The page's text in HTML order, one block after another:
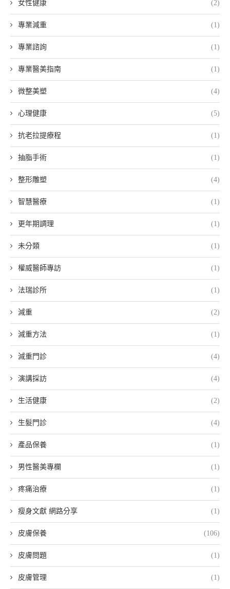
女性健康 (2)
專業減重 (1)
專業諮詢 (1)
專業醫美指南 (1)
微整美塑 (4)
心理健康 (5)
抗老拉提療程 (1)
抽脂手術 (1)
整形雕塑 (4)
智慧醫療 (1)
更年期調理 (1)
未分類 (1)
權威醫師專訪 (1)
法瑞診所 (1)
減重 (2)
減重方法 (1)
減重門診 (4)
演講採訪 (4)
生活健康 (2)
生髮門診 (4)
產品保養 (1)
男性醫美專欄 (1)
疼痛治療 (1)
瘦身文獻 網路分享 (1)
皮膚保養 (106)
皮膚問題 (1)
皮膚管理 (1)